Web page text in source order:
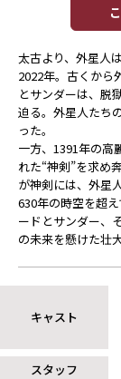
太古より、外星人
2022年。古くから
とサンダーは、脱
迫る。外星人たち
った。
一方、1391年の高
れた“神剣”を求め
が神剣には、外星
630年の時空を超
ードとサンダー、
の未来を懸けた壮
キャスト
スタッフ